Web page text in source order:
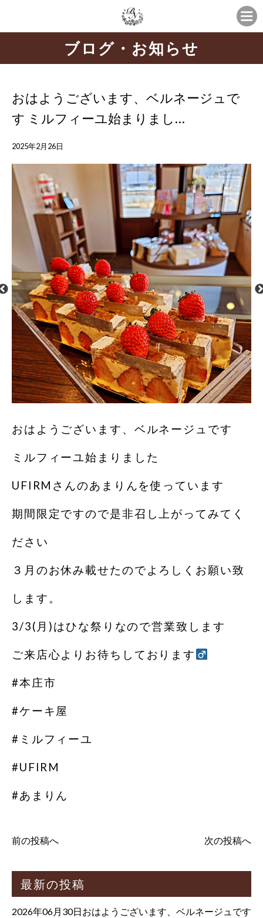
ブログ・お知らせ
おはようございます、ベルネージュで
す ミルフィーユ始まりまし…
2025年2月26日
おはようございます、ベルネージュです
ミルフィーユ始まりました
UFIRMさんのあまりんを使っています
期間限定ですので是非召し上がってみてく
ださい️
３月のお休み載せたのでよろしくお願い致
します。
3/3(月)はひな祭りなので営業致します
ご来店心よりお待ちしております‍
#本庄市
#ケーキ屋
#ミルフィーユ
#UFIRM
#あまりん
前の投稿へ 次の投稿へ
最新の投稿
2026年06月30日おはようございます、ベルネージュです